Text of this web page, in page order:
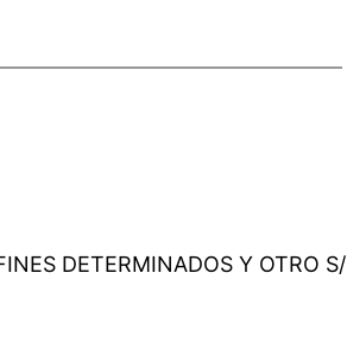
DETERMINADOS Y OTRO S/